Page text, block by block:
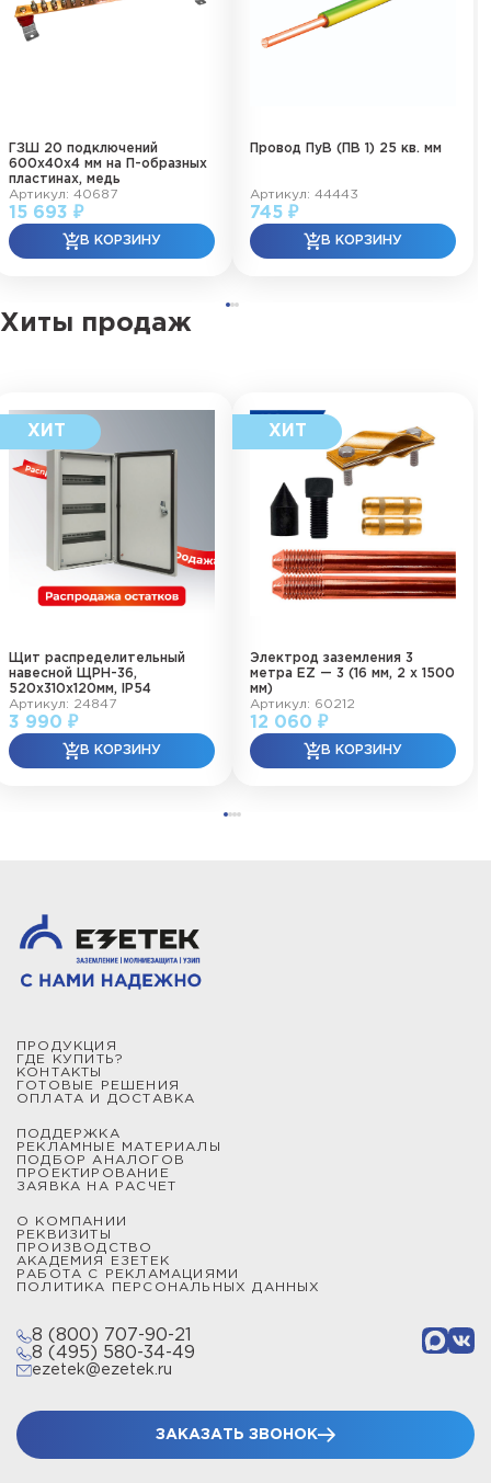
ГЗШ 20 подключений
600х40х4 мм на П-образных
пластинах, медь
Артикул: 40687
15 693 ₽
Провод ПуВ (ПВ 1) 25 кв. мм
Артикул: 44443
745 ₽
Хиты продаж
Щит распределительный
навесной ЩРН-36,
520х310х120мм, IP54
Артикул: 24847
3 990 ₽
Электрод заземления 3
метра EZ — 3 (16 мм, 2 х 1500
мм)
Артикул: 60212
12 060 ₽
ПРОДУКЦИЯ
ГДЕ КУПИТЬ?
КОНТАКТЫ
ГОТОВЫЕ РЕШЕНИЯ
ОПЛАТА И ДОСТАВКА
ПОДДЕРЖКА
РЕКЛАМНЫЕ МАТЕРИАЛЫ
ПОДБОР АНАЛОГОВ
ПРОЕКТИРОВАНИЕ
ЗАЯВКА НА РАСЧЕТ
О КОМПАНИИ
РЕКВИЗИТЫ
ПРОИЗВОДСТВО
АКАДЕМИЯ ЕЗЕТЕК
РАБОТА С РЕКЛАМАЦИЯМИ
ПОЛИТИКА ПЕРСОНАЛЬНЫХ ДАННЫХ
8 (800) 707-90-21
8 (495) 580-34-49
ezetek@ezetek.ru
ЗАКАЗАТЬ ЗВОНОК